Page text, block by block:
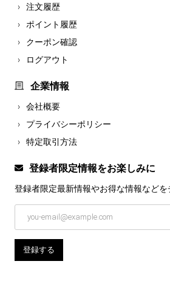
注文履歴
ポイント履歴
クーポン確認
ログアウト
企業情報
会社概要
プライバシーポリシー
特定取引方法
登録者限定情報をお楽しみに
登録者限定最新情報やお得な情報などを